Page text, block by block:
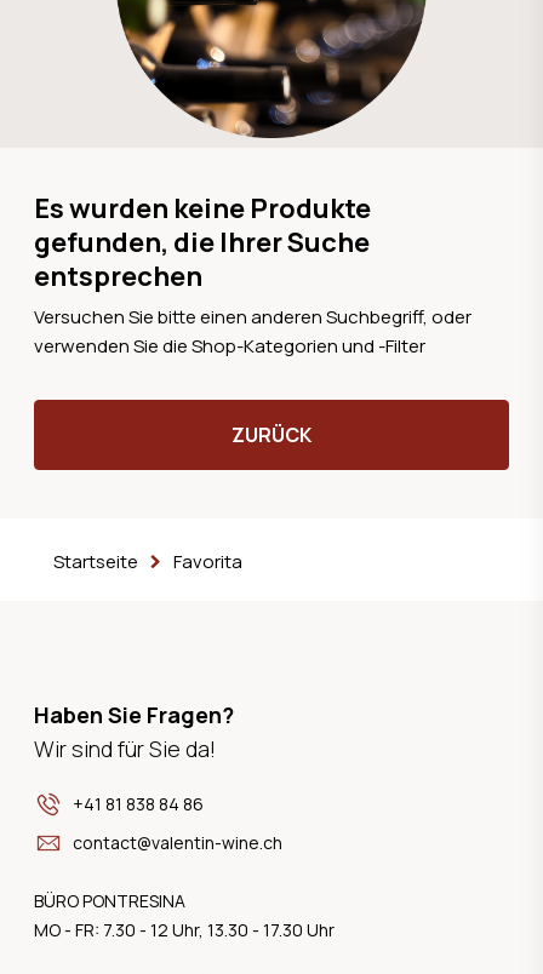
Es wurden keine Produkte
gefunden, die Ihrer Suche
entsprechen
Versuchen Sie bitte einen anderen Suchbegriff, oder
verwenden Sie die Shop-Kategorien und -Filter
ZURÜCK
Startseite Favorita
Haben Sie Fragen?
Wir sind für Sie da!
+41 81 838 84 86
contact@valentin-wine.ch
BÜRO PONTRESINA
MO - FR: 7.30 - 12 Uhr, 13.30 - 17.30 Uhr